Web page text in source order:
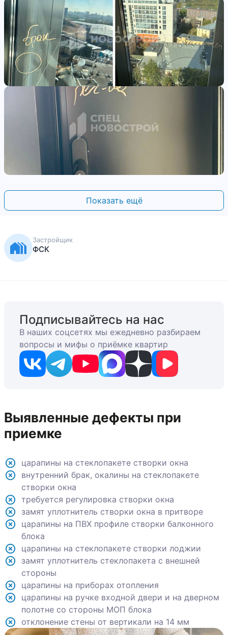
Показать ещё
Застройщик
ФСК
Подписывайтесь на нас
В наших соцсетях мы ежедневно разбираем
вопросы и мифы о приёмке квартир
Выявленные дефекты при
приемке
царапины на стеклопакете створки окна
внутренний брак, окалины на стеклопакете
створки окна
требуется регулировка створки окна
замят уплотнитель створки окна в притворе
царапины на ПВХ профиле створки балконного
блока
царапины на стеклопакете створки лоджии
замят уплотнитель стеклопакета с внешней
стороны
царапины на приборах отопления
царапины на ручке входной двери и на дверном
полотне со стороны МОП блока
отклонение стены от вертикали на 14 мм